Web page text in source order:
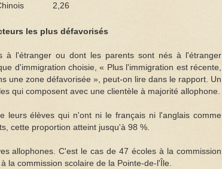
2,26
les plus défavorisés
à l'étranger ou dont les parents sont nés à l'étranger
d'immigration choisie, « Plus l'immigration est récente,
une zone défavorisée », peut-on lire dans le rapport. Un
qui composent avec une clientèle à majorité allophone.
leurs élèves qui n'ont ni le français ni l'anglais comme
cette proportion atteint jusqu'à 98 %.
allophones. C'est le cas de 47 écoles à la commission
la commission scolaire de la Pointe-de-l'Île.